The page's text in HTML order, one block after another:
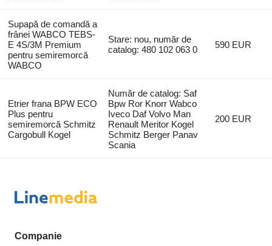
Supapă de comandă a
frânei WABCO TEBS-
E 4S/3M Premium
pentru semiremorcă
WABCO
Stare: nou, număr de
catalog: 480 102 063 0
590 EUR
Etrier frana BPW ECO
Plus pentru
semiremorcă Schmitz
Cargobull Kogel
Număr de catalog: Saf
Bpw Ror Knorr Wabco
Iveco Daf Volvo Man
Renault Meritor Kogel
Schmitz Berger Panav
Scania
200 EUR
Companie